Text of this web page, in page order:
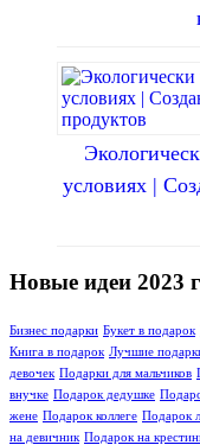
условиях |
Новые идеи 2023
Бизнес подарки Букет в подарок
Книга в подарок Лучшие
девочек Подарки для мальчиков
внучке Подарок дедушке
жене Подарок коллеге Подарок
на девичник Подарок на